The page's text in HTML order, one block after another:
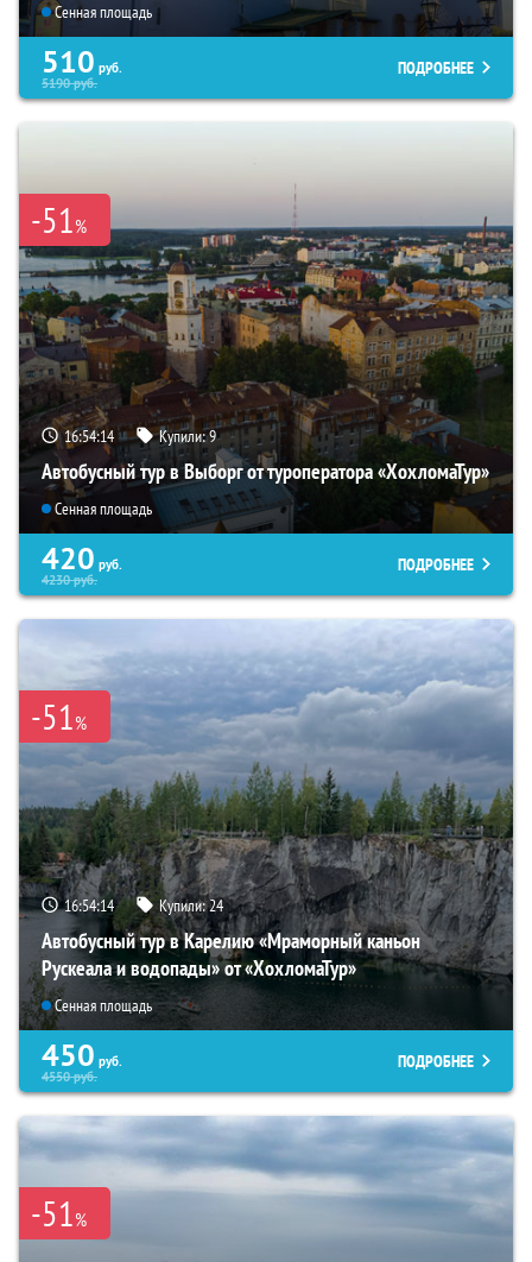
Сенная площадь
510 руб.
5190руб.
ПОДРОБНЕЕ
-51%
16:54:12 Купили:9
Автобусный тур в Выборг от туроператора «ХохломаТур»
Сенная площадь
420 руб.
4230руб.
ПОДРОБНЕЕ
-51%
16:54:12 Купили:24
Автобусный тур в Карелию «Мраморный каньон
Рускеала и водопады» от «ХохломаТур»
Сенная площадь
450 руб.
4550руб.
ПОДРОБНЕЕ
-51%